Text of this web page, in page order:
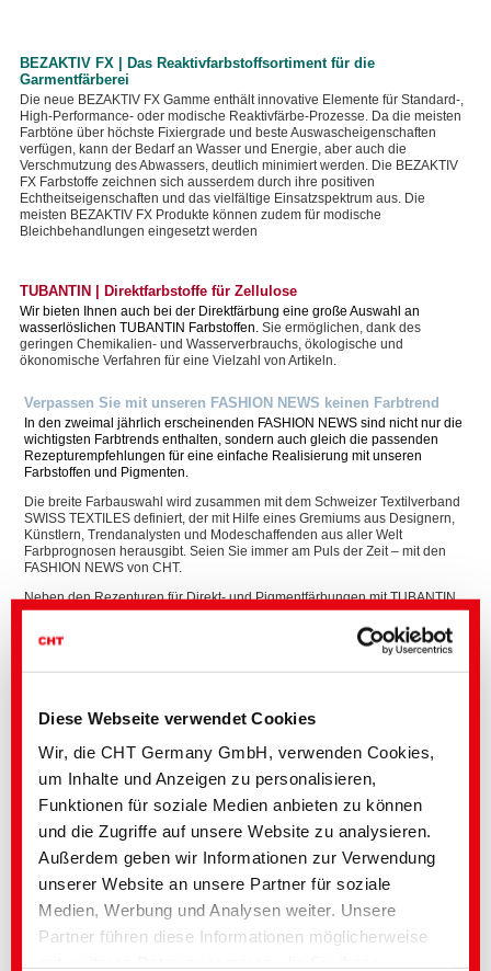
Diese Webseite verwendet Cookies
Wir, die CHT Germany GmbH, verwenden Cookies,
um Inhalte und Anzeigen zu personalisieren,
Funktionen für soziale Medien anbieten zu können
und die Zugriffe auf unsere Website zu analysieren.
Außerdem geben wir Informationen zur Verwendung
unserer Website an unsere Partner für soziale
Medien, Werbung und Analysen weiter. Unsere
Partner führen diese Informationen möglicherweise
BEZAKTIV FX | Das Reaktivfarbstoffsortiment für die
Garmentfärberei
Die neue BEZAKTIV FX Gamme enthält innovative Elemente für Standard-,
High-Performance- oder modische Reaktivfärbe-Prozesse. Da die meisten
Farbtöne über höchste Fixiergrade und beste Auswascheigenschaften
verfügen, kann der Bedarf an Wasser und Energie, aber auch die
Verschmutzung des Abwassers, deutlich minimiert werden. Die BEZAKTIV
FX Farbstoffe zeichnen sich ausserdem durch ihre positiven
Echtheitseigenschaften und das vielfältige Einsatzspektrum aus. Die
meisten BEZAKTIV FX Produkte können zudem für modische
Bleichbehandlungen eingesetzt werden
TUBANTIN | Direktfarbstoffe für Zellulose
Wir bieten Ihnen auch bei der Direktfärbung eine große Auswahl an
wasserlöslichen TUBANTIN Farbstoffen. Sie ermöglichen, dank des
geringen Chemikalien- und Wasserverbrauchs, ökologische und
ökonomische Verfahren für eine Vielzahl von Artikeln.
Verpassen Sie mit unseren FASHION NEWS keinen Farbtrend
In den zweimal jährlich erscheinenden FASHION NEWS sind nicht nur die
wichtigsten Farbtrends enthalten, sondern auch gleich die passenden
Rezepturempfehlungen für eine einfache Realisierung mit unseren
Farbstoffen und Pigmenten.
Die breite Farbauswahl wird zusammen mit dem Schweizer Textilverband
SWISS TEXTILES definiert, der mit Hilfe eines Gremiums aus Designern,
Künstlern, Trendanalysten und Modeschaffenden aus aller Welt
Farbprognosen herausgibt. Seien Sie immer am Puls der Zeit – mit den
FASHION NEWS von CHT.
Neben den Rezepturen für Direkt- und Pigmentfärbungen mit TUBANTIN
bzw. BEZAPRINT, finden Sie ab sofort auch Rezepturempfehlungen, die
speziell auf unsere BEZAKTIV FX Reaktivgamme abgestimmt sind:
Niedertemperaturseifen
Hohe Lichtechtheiten